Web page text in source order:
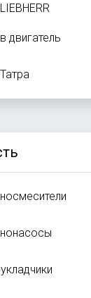
двигатель